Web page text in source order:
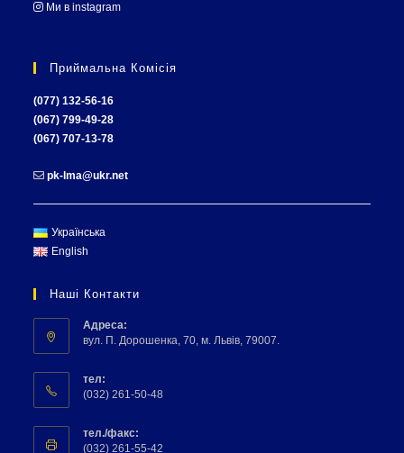
Ми в instagram
Приймальна Комісія
(077) 132-56-16
(067) 799-49-28
(067) 707-13-78
pk-lma@ukr.net
Українська
English
Наші Контакти
Адреса:
вул. П. Дорошенка, 70, м. Львів, 79007.
тел:
(032) 261-50-48
тел./факс:
(032) 261-55-42